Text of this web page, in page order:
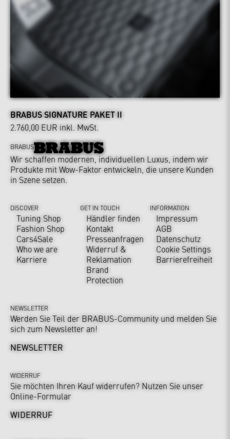
BRABUS SIGNATURE PAKET II
2.760,00 EUR inkl. MwSt.
BRABUS
Wir schaffen modernen, individuellen Luxus, indem wir
Produkte mit Wow-Faktor entwickeln, die unsere Kunden
in Szene setzen.
DISCOVER
Tuning Shop
Fashion Shop
Cars4Sale
Who we are
Karriere
GET IN TOUCH
Händler finden
Kontakt
Presseanfragen
Widerruf &
Reklamation
Brand
Protection
INFORMATION
Impressum
AGB
Datenschutz
Cookie Settings
Barrierefreiheit
NEWSLETTER
Werden Sie Teil der BRABUS-Community und melden Sie
sich zum Newsletter an!
NEWSLETTER
WIDERRUF
Sie möchten Ihren Kauf widerrufen? Nutzen Sie unser
Online-Formular
WIDERRUF